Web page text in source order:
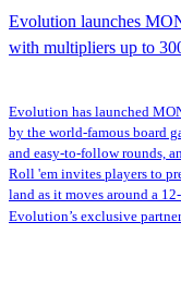
Evolution launches
with multipliers up to
Evolution has launched
by the world-famous board
and easy-to-follow rounds,
Roll 'em invites players to
land as it moves around a
Evolution’s exclusive